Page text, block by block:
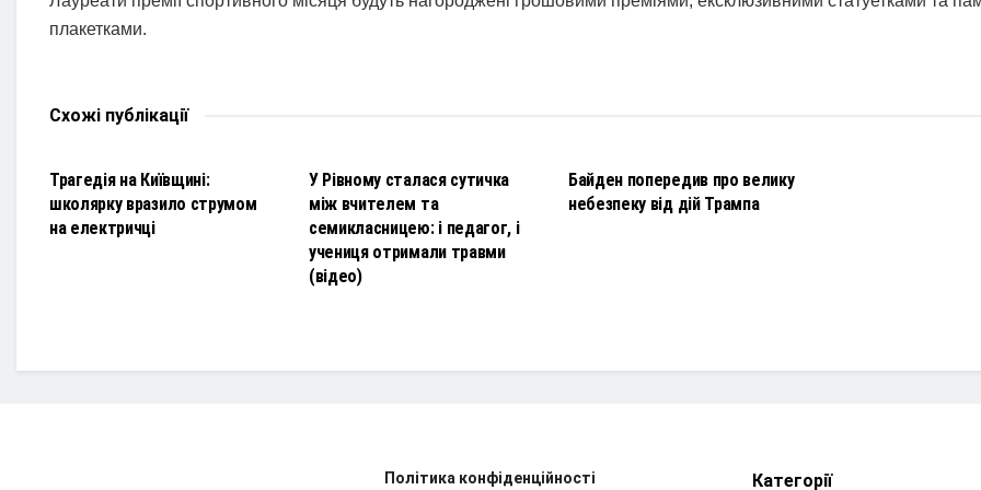
плакетками.
Схожі публікації
Трагедія на Київщині:
школярку вразило струмом
на електричці
У Рівному сталася сутичка
між вчителем та
семикласницею: і педагог, і
учениця отримали травми
(відео)
Байден попередив про велику
небезпеку від дій Трампа
Політика конфіденційності Категорії